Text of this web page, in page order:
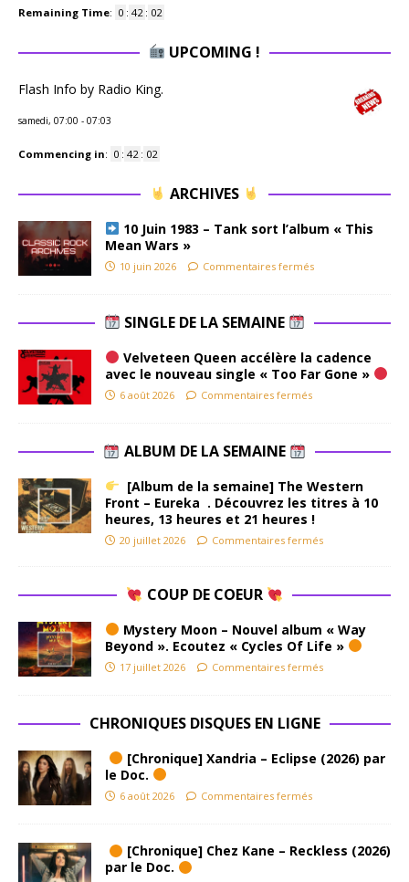
Remaining Time: 0 : 42 : 01
UPCOMING !
Flash Info by Radio King.
samedi, 07:00 - 07:03
Commencing in: 0 : 42 : 01
ARCHIVES
10 Juin 1983 – Tank sort l’album « This
Mean Wars »
10 juin 2026 Commentaires fermés
SINGLE DE LA SEMAINE
Velveteen Queen accélère la cadence
avec le nouveau single « Too Far Gone »
6 août 2026 Commentaires fermés
ALBUM DE LA SEMAINE
[Album de la semaine] The Western
Front – Eureka . Découvrez les titres à 10
heures, 13 heures et 21 heures !
20 juillet 2026 Commentaires fermés
COUP DE COEUR
Mystery Moon – Nouvel album « Way
Beyond ». Ecoutez « Cycles Of Life »
17 juillet 2026 Commentaires fermés
CHRONIQUES DISQUES EN LIGNE
[Chronique] Xandria – Eclipse (2026) par
le Doc.
6 août 2026 Commentaires fermés
[Chronique] Chez Kane – Reckless (2026)
par le Doc.